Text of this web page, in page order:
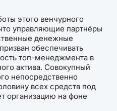
этого венчурного
управляющие партнёры
денежные
обеспечивать
топ-менеджмента в
актива. Совокупный
непосредственно
всех средств под
организацию на фоне